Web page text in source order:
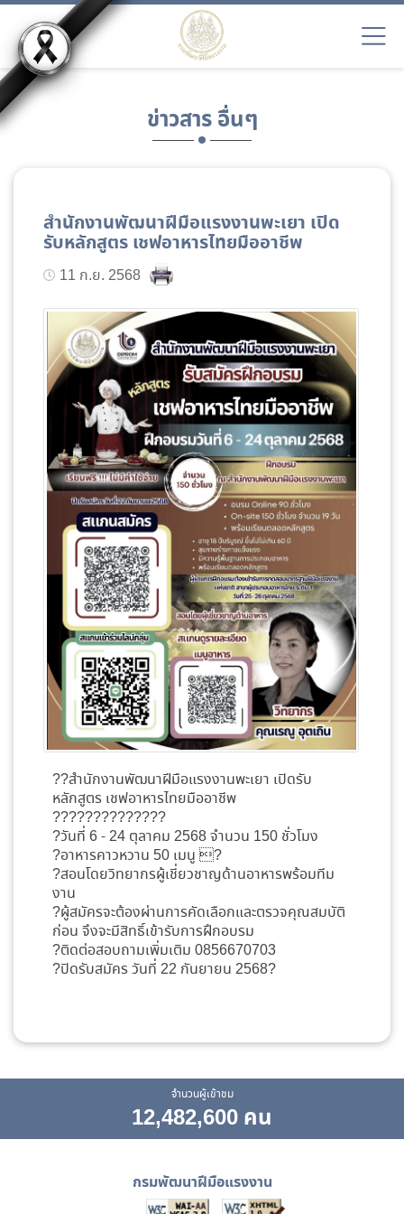
ข่าวสาร อื่นๆ
สำนักงานพัฒนาฝีมือแรงงานพะเยา เปิด
รับหลักสูตร เชฟอาหารไทยมืออาชีพ
11 ก.ย. 2568
??สำนักงานพัฒนาฝีมือแรงงานพะเยา เปิดรับ
หลักสูตร เชฟอาหารไทยมืออาชีพ
????‍??????‍????
?วันที่ 6 - 24 ตุลาคม 2568 จำนวน 150 ชั่วโมง
?อาหารคาวหวาน 50 เมนู ?
?สอนโดยวิทยากรผู้เชี่ยวชาญด้านอาหารพร้อมทีม
งาน
?ผู้สมัครจะต้องผ่านการคัดเลือกและตรวจคุณสมบัติ
ก่อน จึงจะมีสิทธิ์เข้ารับการฝึกอบรม
?ติดต่อสอบถามเพิ่มเติม 0856670703
?ปิดรับสมัคร วันที่ 22 กันยายน 2568?
จำนวนผู้เข้าชม
12,482,600 คน
กรมพัฒนาฝีมือแรงงาน